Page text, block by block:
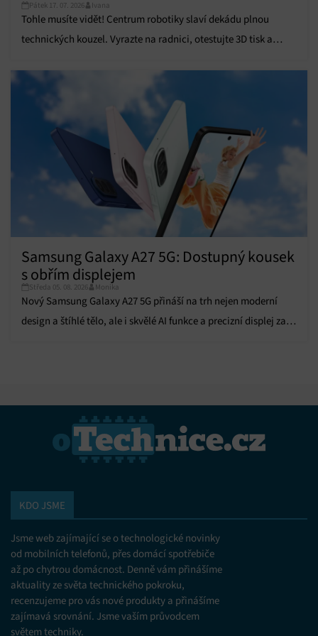
zařízení na základě automaticky přenášených
informací.
podvodů a odstraňování chyb, Poskytování a
zobrazování reklamy a obsahu, Ukládání a sdělování
Pátek 17. 07. 2026 Ivana
Tohle musíte vidět! Centrum robotiky slaví dekádu plnou
technických kouzel. Vyrazte na radnici, otestujte 3D tisk a
Samsung Galaxy A27 5G: Dostupný kousek
s obřím displejem
Středa 05. 08. 2026 Monika
Nový Samsung Galaxy A27 5G přináší na trh nejen moderní
design a štíhlé tělo, ale i skvělé AI funkce a precizní displej za
KDO JSME
Jsme web zajímající se o technologické novinky
od mobilních telefonů, přes domácí spotřebiče
až po chytrou domácnost. Denně vám přinášíme
aktuality ze světa technického pokroku,
recenzujeme pro vás nové produkty a přinášíme
zajímavá srovnání. Jsme vaším průvodcem
světem techniky.